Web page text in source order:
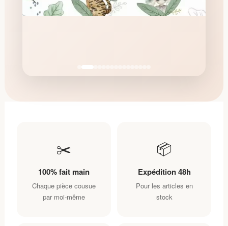
✂️
100% fait main
Chaque pièce cousue
par moi‑même
📦
Expédition 48h
Pour les articles en
stock